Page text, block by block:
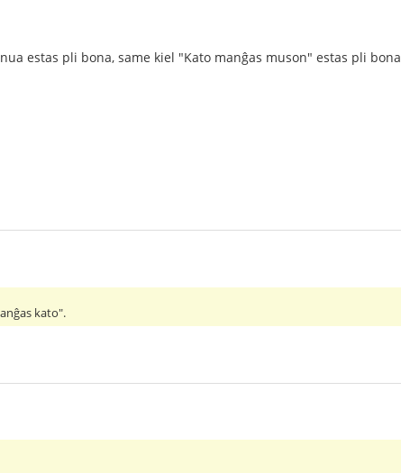
estas pli bona, same kiel "Kato manĝas muson" estas pli
kato".